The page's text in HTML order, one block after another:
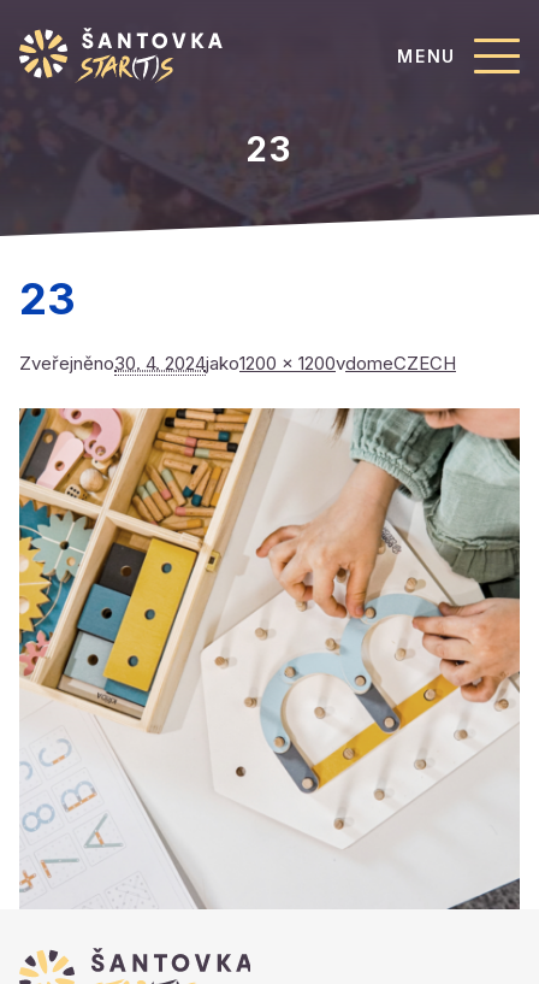
MENU
23
23
Zveřejněno30. 4. 2024jako1200 × 1200vdomeCZECH